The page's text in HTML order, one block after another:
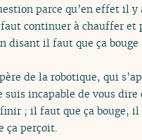
parce qu’en effet il
continuer à chauffer et
disant il faut que ça
de la robotique, qui
incapable de vous dire
; il faut que ça bouge, il
ça perçoit.